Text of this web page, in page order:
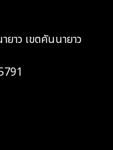
าว เขตคันนายาว